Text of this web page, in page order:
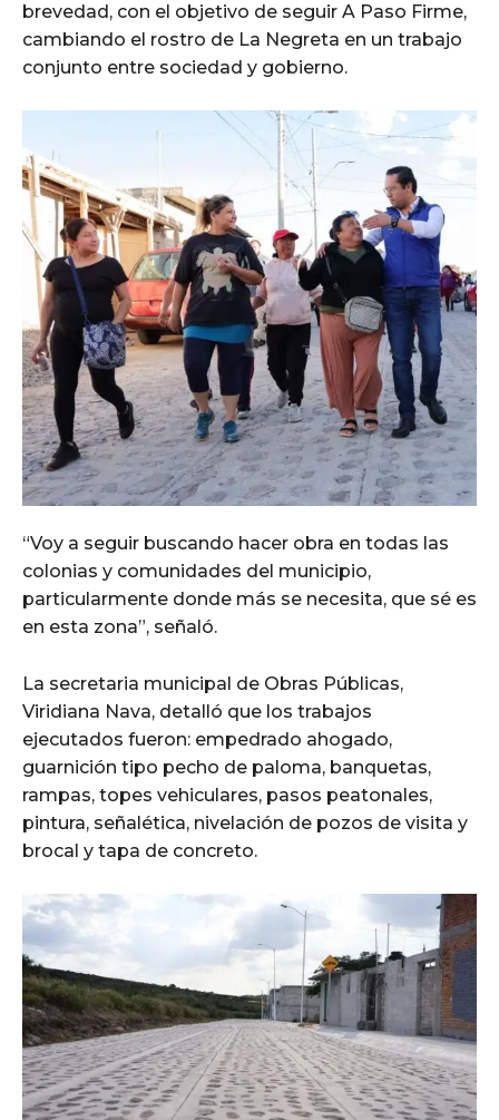
brevedad, con el objetivo de seguir A Paso Firme,
cambiando el rostro de La Negreta en un trabajo
conjunto entre sociedad y gobierno.
“Voy a seguir buscando hacer obra en todas las
colonias y comunidades del municipio,
particularmente donde más se necesita, que sé es
en esta zona”, señaló.
La secretaria municipal de Obras Públicas,
Viridiana Nava, detalló que los trabajos
ejecutados fueron: empedrado ahogado,
guarnición tipo pecho de paloma, banquetas,
rampas, topes vehiculares, pasos peatonales,
pintura, señalética, nivelación de pozos de visita y
brocal y tapa de concreto.